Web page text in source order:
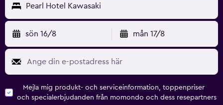
Pearl Hotel Kawasaki
sön 16/8 mån 17/8
Mejla mig produkt- och serviceinformation, toppenpriser
och specialerbjudanden från momondo och dess resepartners